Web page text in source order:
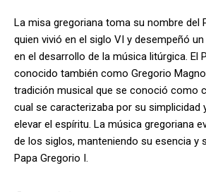
La misa gregoriana toma su nombre del
quien vivió en el siglo VI y desempeñó
en el desarrollo de la música litúrgica. El
conocido también como Gregorio
tradición musical que se conoció como
cual se caracterizaba por su simplicidad
elevar el espíritu. La música gregoriana
de los siglos, manteniendo su esencia y
Papa Gregorio I.